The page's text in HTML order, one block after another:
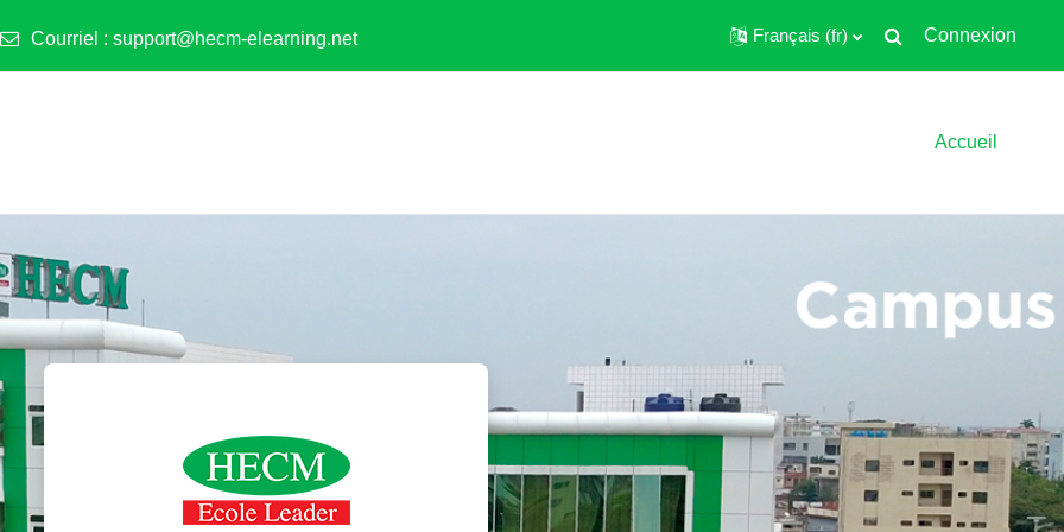
Courriel : support@hecm-elearning.net Français ‎(fr)‎
Toggle search input
Connexion
Accueil
Connexion à Haute Ecole de Commerce et de